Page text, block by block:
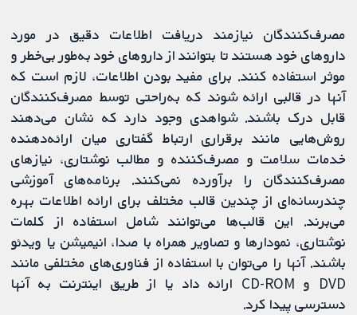
مصرف‌کنندگان نیازمند دریافت اطلاعات دقیق در مورد
داروهای خود هستند تا بتوانند از داروهای خود به‌طور بی‌خطر و
موثر استفاده کنند. برای مفید بودن اطلاعات، لازم است که
آنها در قالبی ارائه شوند که به‌راحتی توسط مصرف‌کنندگان
قابل درک باشند. شواهدی وجود دارد که نشان می‌دهند
روش‌هایی مانند برقراری ارتباط گفتاری میان ارائه‌دهنده
خدمات سلامت و مصرف‌کننده و مطالب نوشتاری، نیازهای
مصرف‌کنندگان را برآورده نمی‌کنند. برنامه‌های آموزشی
چندرسانه‌ای از چندین قالب مختلف برای ارائه اطلاعات بهره
می‌برند. این قالب‌ها می‌توانند شامل استفاده از کلمات
نوشتاری، نمودارها و تصاویر همراه با صدا، انیمیشن یا ویدئو
باشند. آنها را می‌توان با استفاده از فناوری‌های مختلفی مانند
DVD و CD-ROM ارائه داد یا از طریق اینترنت به آنها
دسترسی پیدا کرد.